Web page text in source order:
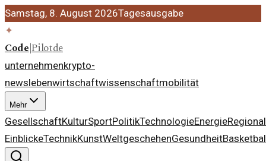
Samstag, 8. August 2026Tagesausgabe
✦
Code|Pilotde
unternehmenkrypto-
newslebenwirtschaftwissenschaftmobilität
Mehr
GesellschaftKulturSportPolitikTechnologieEnergie
EinblickeTechnikKunstWeltgeschehenGesundheit